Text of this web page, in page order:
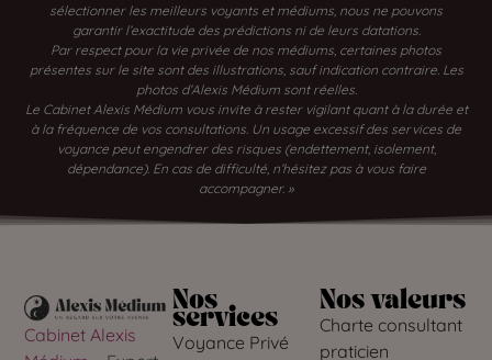
sélectionner les meilleurs voyants et médiums, nous ne pouvons
garantir l’exactitude des prédictions ni de leurs datations.
Par respect pour la vie privée de nos médiums, certaines photos
présentes sur le site sont des illustrations, sauf indication contraire. Les
photos d’Alexis Médium sont réelles.
Le Cabinet Alexis Médium vous invite à rester vigilant quant à la durée et
à la fréquence de vos consultations. Un usage excessif des services de
voyance peut engendrer des risques (endettement, isolement,
dépendance). En cas de difficulté, n’hésitez pas à vous faire
accompagner. »
Cabinet Alexis
Nos
services
Voyance Privé
Nos valeurs
Charte consultant
praticien